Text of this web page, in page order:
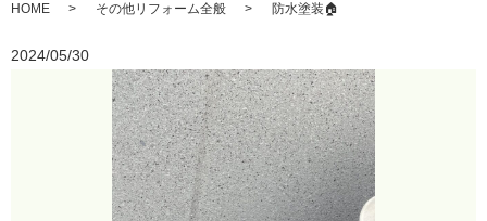
HOME その他リフォーム全般 防水塗装🏠
2024/05/30